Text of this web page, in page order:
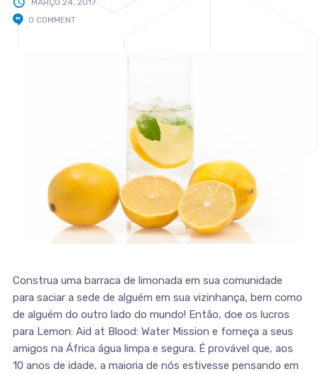
0 COMMENT
Construa uma barraca de limonada em sua comunidade
para saciar a sede de alguém em sua vizinhança, bem como
de alguém do outro lado do mundo! Então, doe os lucros
para Lemon: Aid at Blood: Water Mission e forneça a seus
amigos na África água limpa e segura. É provável que, aos
10 anos de idade, a maioria de nós estivesse pensando em